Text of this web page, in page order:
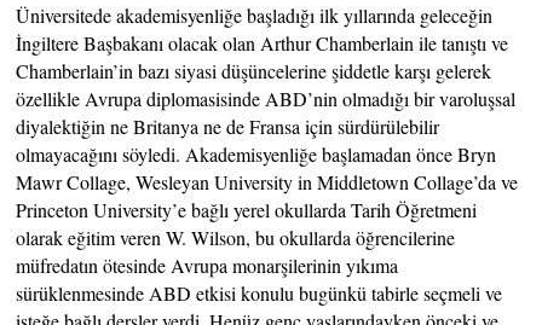
Üniversitede akademisyenliğe başladığı ilk yıllarında geleceğin
İngiltere Başbakanı olacak olan Arthur Chamberlain ile tanıştı ve
Chamberlain’in bazı siyasi düşüncelerine şiddetle karşı gelerek
özellikle Avrupa diplomasisinde ABD’nin olmadığı bir varoluşsal
diyalektiğin ne Britanya ne de Fransa için sürdürülebilir
olmayacağını söyledi. Akademisyenliğe başlamadan önce Bryn
Mawr Collage, Wesleyan University in Middletown Collage’da ve
Princeton University’e bağlı yerel okullarda Tarih Öğretmeni
olarak eğitim veren W. Wilson, bu okullarda öğrencilerine
müfredatın ötesinde Avrupa monarşilerinin yıkıma
sürüklenmesinde ABD etkisi konulu bugünkü tabirle seçmeli ve